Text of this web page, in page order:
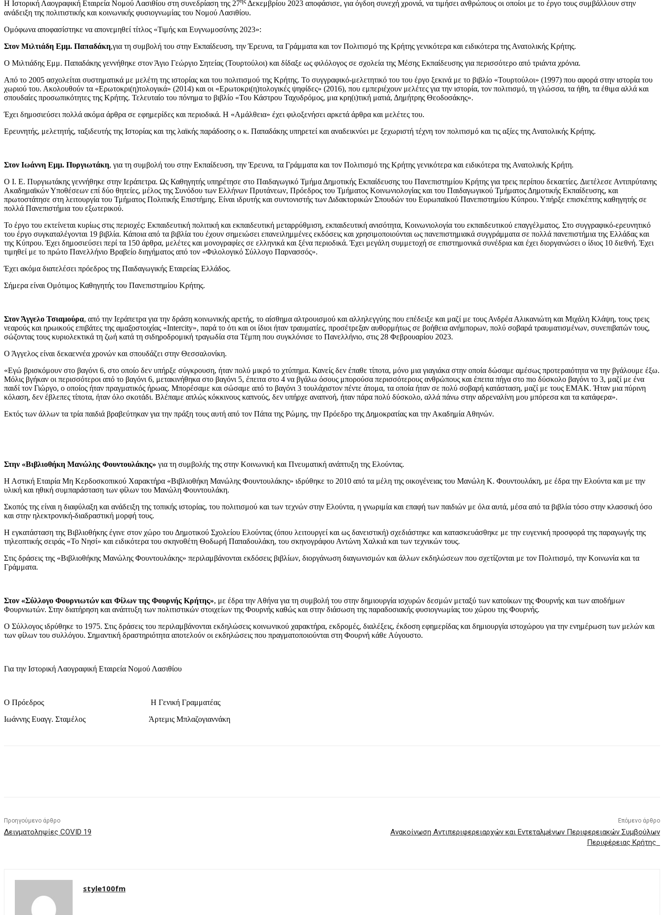
H Ιστορική Λαογραφική Εταιρεία Νομού Λασιθίου στη συνεδρίαση της 27
Δεκεμβρίου 2023 αποφάσισε, για όγδοη συνεχή χρονιά, να τιμήσει ανθρώπους οι οποίοι με το έργο τους συμβάλλουν στην
ανάδειξη της πολιτιστικής και κοινωνικής φυσιογνωμίας του Νομού Λασιθίου.
Ομόφωνα αποφασίστηκε να απονεμηθεί τίτλος «Τιμής και Ευγνωμοσύνης 2023»:
Στον Μιλτιάδη Εμμ. Παπαδάκη,για τη συμβολή του στην Εκπαίδευση, την Έρευνα, τα Γράμματα και τον Πολιτισμό της Κρήτης γενικότερα και ειδικότερα της Ανατολικής Κρήτης.
Ο Μιλτιάδης Εμμ. Παπαδάκης γεννήθηκε στον Άγιο Γεώργιο Σητείας (Τουρτούλοι) και δίδαξε ως φιλόλογος σε σχολεία της Μέσης Εκπαίδευσης για περισσότερο από τριάντα χρόνια.
Από το 2005 ασχολείται συστηματικά με μελέτη της ιστορίας και του πολιτισμού της Κρήτης. Το συγγραφικό-μελετητικό του του έργο ξεκινά με το βιβλίο «Τουρτούλοι» (1997) που αφορά στην ιστορία του
χωριού του. Ακολουθούν τα «Ερωτοκρι(η)τολογικά» (2014) και οι «Ερωτοκρι(η)τολογικές ψηφίδες» (2016), που εμπεριέχουν μελέτες για την ιστορία, τον πολιτισμό, τη γλώσσα, τα ήθη, τα έθιμα αλλά και
σπουδαίες προσωπικότητες της Κρήτης. Τελευταίο του πόνημα το βιβλίο «Του Κάστρου Ταχυδρόμος, μια κρη(ι)τική ματιά, Δημήτρης Θεοδοσάκης».
Έχει δημοσιεύσει πολλά ακόμα άρθρα σε εφημερίδες και περιοδικά. Η «Αμάλθεια» έχει φιλοξενήσει αρκετά άρθρα και μελέτες του.
Ερευνητής, μελετητής, ταξιδευτής της Ιστορίας και της λαϊκής παράδοσης ο κ. Παπαδάκης υπηρετεί και αναδεικνύει με ξεχωριστή τέχνη τον πολιτισμό και τις αξίες της Ανατολικής Κρήτης.
Στον Ιωάννη Εμμ. Πυργιωτάκη, για τη συμβολή του στην Εκπαίδευση, την Έρευνα, τα Γράμματα και τον Πολιτισμό της Κρήτης γενικότερα και ειδικότερα της Ανατολικής Κρήτη.
Ο Ι. Ε. Πυργιωτάκης γεννήθηκε στην Ιεράπετρα. Ως Καθηγητής υπηρέτησε στο Παιδαγωγικό Τμήμα Δημοτικής Εκπαίδευσης του Πανεπιστημίου Κρήτης για τρεις περίπου δεκαετίες. Διετέλεσε Αντιπρύτανης
Ακαδημαϊκών Υποθέσεων επί δύο θητείες, μέλος της Συνόδου των Ελλήνων Πρυτάνεων, Πρόεδρος του Τμήματος Κοινωνιολογίας και του Παιδαγωγικού Τμήματος Δημοτικής Εκπαίδευσης, και
πρωτοστάτησε στη λειτουργία του Τμήματος Πολιτικής Επιστήμης. Είναι ιδρυτής και συντονιστής των Διδακτορικών Σπουδών του Ευρωπαϊκού Πανεπιστημίου Κύπρου. Υπήρξε επισκέπτης καθηγητής σε
πολλά Πανεπιστήμια του εξωτερικού.
Το έργο του εκτείνεται κυρίως στις περιοχές: Εκπαιδευτική πολιτική και εκπαιδευτική μεταρρύθμιση, εκπαιδευτική ανισότητα, Κοινωνιολογία του εκπαιδευτικού επαγγέλματος. Στο συγγραφικό-ερευνητικό
του έργο συγκαταλέγονται 19 βιβλία. Κάποια από τα βιβλία του έχουν σημειώσει επανειλημμένες εκδόσεις και χρησιμοποιούνται ως πανεπιστημιακά συγγράμματα σε πολλά πανεπιστήμια της Ελλάδας και
της Κύπρου. Έχει δημοσιεύσει περί τα 150 άρθρα, μελέτες και μονογραφίες σε ελληνικά και ξένα περιοδικά. Έχει μεγάλη συμμετοχή σε επιστημονικά συνέδρια και έχει διοργανώσει ο ίδιος 10 διεθνή. Έχει
τιμηθεί με το πρώτο Πανελλήνιο Βραβείο διηγήματος από τον «Φιλολογικό Σύλλογο Παρνασσός».
Έχει ακόμα διατελέσει πρόεδρος της Παιδαγωγικής Εταιρείας Ελλάδος.
Σήμερα είναι Ομότιμος Καθηγητής του Πανεπιστημίου Κρήτης.
Στον Άγγελο Τσιαμούρα, από την Ιεράπετρα για την δράση κοινωνικής αρετής, το αίσθημα αλτρουισμού και αλληλεγγύης που επέδειξε και μαζί με τους Ανδρέα Αλικανιώτη και Μιχάλη Κλάψη, τους τρεις
νεαρούς και ηρωικούς επιβάτες της αμαξοστοιχίας «Intercity», παρά το ότι και οι ίδιοι ήταν τραυματίες, προσέτρεξαν αυθορμήτως σε βοήθεια ανήμπορων, πολύ σοβαρά τραυματισμένων, συνεπιβατών τους,
σώζοντας τους κυριολεκτικά τη ζωή κατά τη σιδηροδρομική τραγωδία στα Τέμπη που συγκλόνισε το Πανελλήνιο, στις 28 Φεβρουαρίου 2023.
Ο Άγγελος είναι δεκαεννέα χρονών και σπουδάζει στην Θεσσαλονίκη.
«Εγώ βρισκόμουν στο βαγόνι 6, στο οποίο δεν υπήρξε σύγκρουση, ήταν πολύ μικρό το χτύπημα. Κανείς δεν έπαθε τίποτα, μόνο μια γιαγιάκα στην οποία δώσαμε αμέσως προτεραιότητα να την βγάλουμε έξω.
Μόλις βγήκαν οι περισσότεροι από το βαγόνι 6, μετακινήθηκα στο βαγόνι 5, έπειτα στο 4 να βγάλω όσους μπορούσα περισσότερους ανθρώπους και έπειτα πήγα στο πιο δύσκολο βαγόνι το 3, μαζί με ένα
παιδί τον Γιώργο, ο οποίος ήταν πραγματικός ήρωας. Μπορέσαμε και σώσαμε από το βαγόνι 3 τουλάχιστον πέντε άτομα, τα οποία ήταν σε πολύ σοβαρή κατάσταση, μαζί με τους ΕΜΑΚ. Ήταν μια πύρινη
κόλαση, δεν έβλεπες τίποτα, ήταν όλο σκοτάδι. Βλέπαμε απλώς κόκκινους καπνούς, δεν υπήρχε αναπνοή, ήταν πάρα πολύ δύσκολο, αλλά πάνω στην αδρεναλίνη μου μπόρεσα και τα κατάφερα».
Εκτός των άλλων τα τρία παιδιά βραβεύτηκαν για την πράξη τους αυτή από τον Πάπα της Ρώμης, την Πρόεδρο της Δημοκρατίας και την Ακαδημία Αθηνών.
Στην «Βιβλιοθήκη Μανώλης Φουντουλάκης» για τη συμβολής της στην Κοινωνική και Πνευματική ανάπτυξη της Ελούντας.
Η Αστική Εταιρία Μη Κερδοσκοπικού Χαρακτήρα «Βιβλιοθήκη Μανώλης Φουντουλάκης» ιδρύθηκε το 2010 από τα μέλη της οικογένειας του Μανώλη Κ. Φουντουλάκη, με έδρα την Ελούντα και με την
υλική και ηθική συμπαράσταση των φίλων του Μανώλη Φουντουλάκη.
Σκοπός της είναι η διαφύλαξη και ανάδειξη της τοπικής ιστορίας, του πολιτισμού και των τεχνών στην Ελούντα, η γνωριμία και επαφή των παιδιών με όλα αυτά, μέσα από τα βιβλία τόσο στην κλασσική όσο
και στην ηλεκτρονική-διαδραστική μορφή τους.
Η εγκατάσταση της Βιβλιοθήκης έγινε στον χώρο του Δημοτικού Σχολείου Ελούντας (όπου λειτουργεί και ως δανειστική) σχεδιάστηκε και κατασκευάσθηκε με την ευγενική προσφορά της παραγωγής της
τηλεοπτικής σειράς «Το Νησί» και ειδικότερα του σκηνοθέτη Θοδωρή Παπαδουλάκη, του σκηνογράφου Αντώνη Χαλκιά και των τεχνικών τους.
Στις δράσεις της «Βιβλιοθήκης Μανώλης Φουντουλάκης» περιλαμβάνονται εκδόσεις βιβλίων, διοργάνωση διαγωνισμών και άλλων εκδηλώσεων που σχετίζονται με τον Πολιτισμό, την Κοινωνία και τα
Γράμματα.
Στον «Σύλλογο Φουρνιωτών και Φίλων της Φουρνής Κρήτης», με έδρα την Αθήνα για τη συμβολή του στην δημιουργία ισχυρών δεσμών μεταξύ των κατοίκων της Φουρνής και των αποδήμων
Φουρνιωτών. Στην διατήρηση και ανάπτυξη των πολιτιστικών στοιχείων της Φουρνής καθώς και στην διάσωση της παραδοσιακής φυσιογνωμίας του χώρου της Φουρνής.
Ο Σύλλογος ιδρύθηκε το 1975. Στις δράσεις του περιλαμβάνονται εκδηλώσεις κοινωνικού χαρακτήρα, εκδρομές, διαλέξεις, έκδοση εφημερίδας και δημιουργία ιστοχώρου για την ενημέρωση των μελών και
των φίλων του συλλόγου. Σημαντική δραστηριότητα αποτελούν οι εκδηλώσεις που πραγματοποιούνται στη Φουρνή κάθε Αύγουστο.
Για την Ιστορική Λαογραφική Εταιρεία Νομού Λασιθίου
Ο Πρόεδρος Η Γενική Γραμματέας
Ιωάννης Ευαγγ. Σταμέλος Άρτεμις Μπλαζογιαννάκη
Προηγούμενο άρθρο
Δειγματοληψίες COVID 19
Επόμενο άρθρο
Ανακοίνωση Αντιπεριφερειαρχών και Εντεταλμένων Περιφερειακών Συμβούλων
Περιφέρειας Κρήτης
style100fm